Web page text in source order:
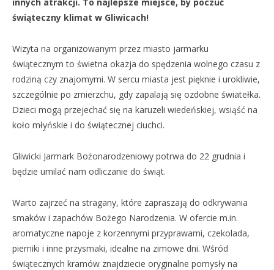
świąteczny klimat w Gliwicach!
Wizyta na organizowanym przez miasto jarmarku
świątecznym to świetna okazja do spędzenia wolnego czasu z
rodziną czy znajomymi. W sercu miasta jest pięknie i urokliwie,
szczególnie po zmierzchu, gdy zapalają się ozdobne światełka.
Dzieci mogą przejechać się na karuzeli wiedeńskiej, wsiąść na
koło młyńskie i do świątecznej ciuchci.
Gliwicki Jarmark Bożonarodzeniowy potrwa do 22 grudnia i
będzie umilać nam odliczanie do świąt.
Warto zajrzeć na stragany, które zapraszają do odkrywania
smaków i zapachów Bożego Narodzenia. W ofercie m.in.
aromatyczne napoje z korzennymi przyprawami, czekolada,
pierniki i inne przysmaki, idealne na zimowe dni. Wśród
świątecznych kramów znajdziecie oryginalne pomysły na